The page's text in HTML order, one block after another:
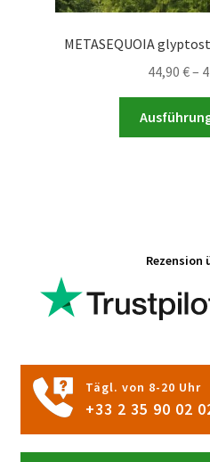
METASEQUOIA
44,90 €–
Rezension
Tägl. von 8-20 Uhr
+33 2 35 90 02